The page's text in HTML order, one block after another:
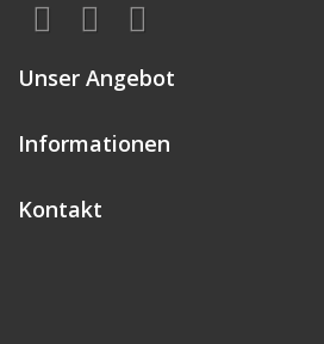
Unser Angebot
Informationen
Kontakt